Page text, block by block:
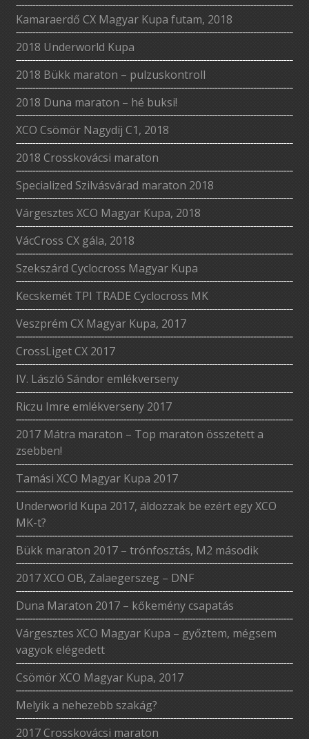
Kamaraerdő CX Magyar Kupa futam, 2018
2018 Underworld Kupa
2018 Bükk maraton – pulzuskontroll
2018 Duna maraton – hé buksi!
XCO Csömör Nagydíj C1, 2018
2018 Crosskovácsi maraton
Specialized Szilvásvárad maraton 2018
Várgesztes XCO Magyar Kupa, 2018
VácCross CX gála, 2018
Szekszárd Cyclocross Magyar Kupa
Kecskemét TPI TRADE Cyclocross MK
Veszprém CX Magyar Kupa, 2017
CrossLiget CX 2017
IV. László Sándor emlékverseny
Riczu Imre emlékverseny 2017
2017 Mátra maraton – Top maraton összetett a
zsebben!
Tamási XCO Magyar Kupa 2017
Underworld Kupa 2017, áldozzak be ezért egy XCO
MK-t?
Bükk maraton 2017 – trónfosztás, M2 második
2017 XCO OB, Zalaegerszeg – DNF
Duna Maraton 2017 – kőkemény csapatás
Várgesztes XCO Magyar Kupa – győztem, mégsem
vagyok elégedett
Csömör XCO Magyar Kupa, 2017
Melyik a nehezebb szakág?
2017 Crosskovácsi maraton